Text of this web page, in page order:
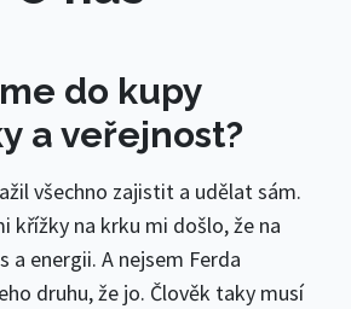
do kupy
a veřejnost?
všechno zajistit a udělat sám.
křížky na krku mi došlo, že na
a energii. A nejsem Ferda
druhu, že jo. Člověk taky musí